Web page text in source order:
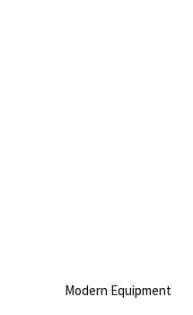
Modern Equipment